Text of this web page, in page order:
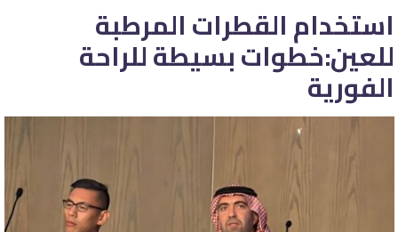
استخدام القطرات المرطبة
للعين:خطوات بسيطة للراحة
الفورية